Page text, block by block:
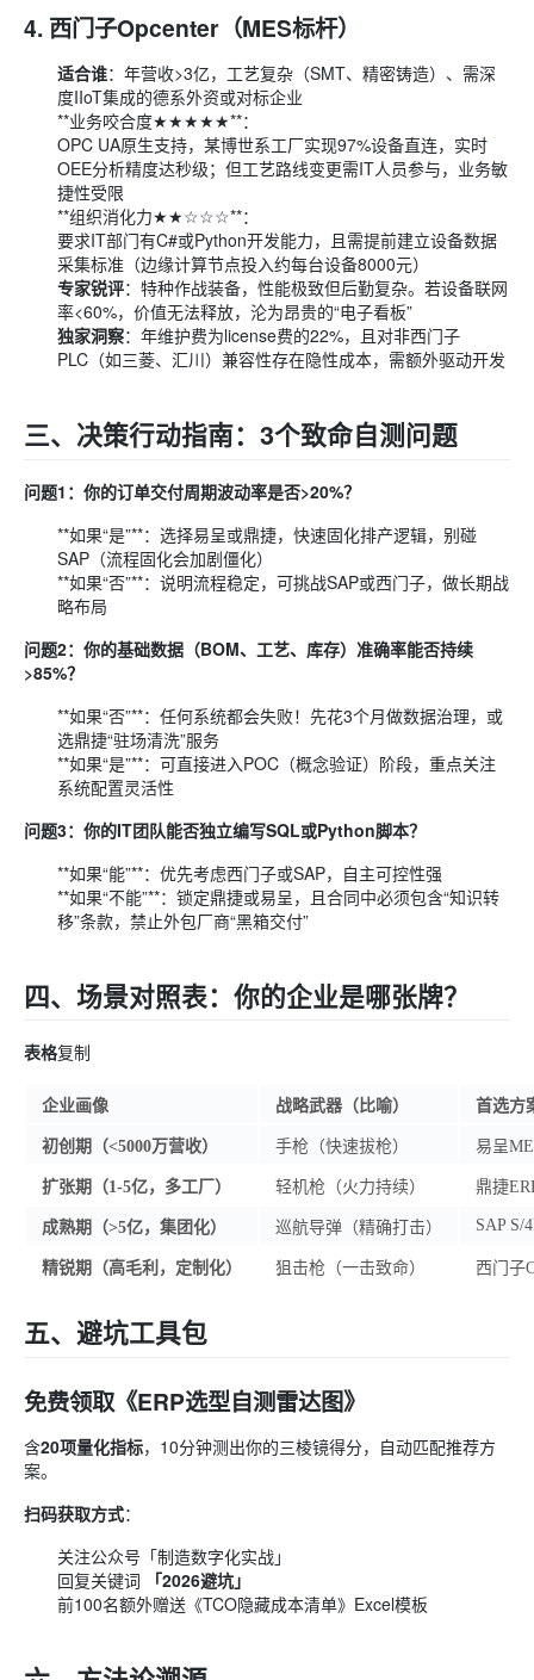
4. 西门子Opcenter（MES标杆）
适合谁：年营收>3亿，工艺复杂（SMT、精密铸造）、需深
度IIoT集成的德系外资或对标企业
**业务咬合度★★★★★**：
OPC UA原生支持，某博世系工厂实现97%设备直连，实时
OEE分析精度达秒级；但工艺路线变更需IT人员参与，业务敏
捷性受限
**组织消化力★★☆☆☆**：
要求IT部门有C#或Python开发能力，且需提前建立设备数据
采集标准（边缘计算节点投入约每台设备8000元）
专家锐评：特种作战装备，性能极致但后勤复杂。若设备联网
率<60%，价值无法释放，沦为昂贵的“电子看板”
独家洞察：年维护费为license费的22%，且对非西门子
PLC（如三菱、汇川）兼容性存在隐性成本，需额外驱动开发
三、决策行动指南：3个致命自测问题
问题1：你的订单交付周期波动率是否>20%？
**如果“是”**：选择易呈或鼎捷，快速固化排产逻辑，别碰
SAP（流程固化会加剧僵化）
**如果“否”**：说明流程稳定，可挑战SAP或西门子，做长期战
略布局
问题2：你的基础数据（BOM、工艺、库存）准确率能否持续
>85%？
**如果“否”**：任何系统都会失败！先花3个月做数据治理，或
选鼎捷“驻场清洗”服务
**如果“是”**：可直接进入POC（概念验证）阶段，重点关注
系统配置灵活性
问题3：你的IT团队能否独立编写SQL或Python脚本？
**如果“能”**：优先考虑西门子或SAP，自主可控性强
**如果“不能”**：锁定鼎捷或易呈，且合同中必须包含“知识转
移”条款，禁止外包厂商“黑箱交付”
四、场景对照表：你的企业是哪张牌？
表格复制
企业画像 战略武器（比喻） 首选方
初创期（<5000万营收） 手枪（快速拔枪） 易呈
扩张期（1-5亿，多工厂） 轻机枪（火力持续） 鼎捷
成熟期（>5亿，集团化） 巡航导弹（精确打击） SAP S/
精锐期（高毛利，定制化） 狙击枪（一击致命） 西门子
五、避坑工具包
免费领取《ERP选型自测雷达图》
含20项量化指标，10分钟测出你的三棱镜得分，自动匹配推荐方
案。
扫码获取方式：
关注公众号「制造数字化实战」
回复关键词
「2026避坑」
前100名额外赠送《TCO隐藏成本清单》Excel模板